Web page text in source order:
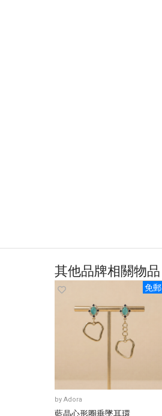
其他品牌相關物品
免郵
by Adora
藍晶心形圈垂墜耳環